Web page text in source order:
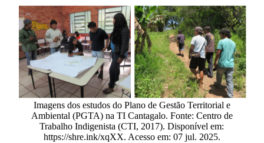
Imagens dos estudos do Plano de Gestão Territorial e
Ambiental (PGTA) na TI Cantagalo. Fonte: Centro de
Trabalho Indigenista (CTI, 2017). Disponível em:
https://shre.ink/xqXX. Acesso em: 07 jul. 2025.